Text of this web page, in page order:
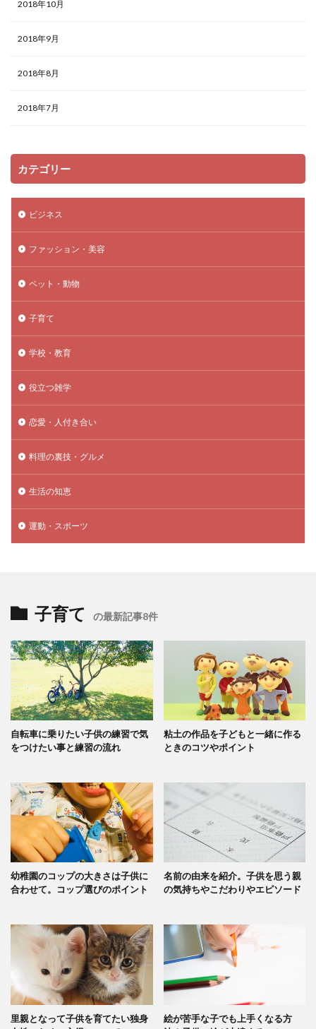
2018年10月
2018年9月
2018年8月
2018年7月
カテゴリー
ビジネス
ファッション・美容
ペット・動物
子育て
学校・教育
役立つ雑学
恋愛・人付き合い
料理の裏技・グルメ
生活の知恵
運動・スポーツ
子育て の最新記事8件
自転車に乗りたい子供の練習で気
をつけたい事と練習の流れ
粘土の作品を子どもと一緒に作る
ときのコツやポイント
幼稚園のコップの大きさは子供に
合わせて。コップ選びのポイント
名前の由来を紹介。子供を思う親
の気持ちやこだわりやエピソード
里親となって子供を育てたい独身
絵が苦手な子でも上手くなる方